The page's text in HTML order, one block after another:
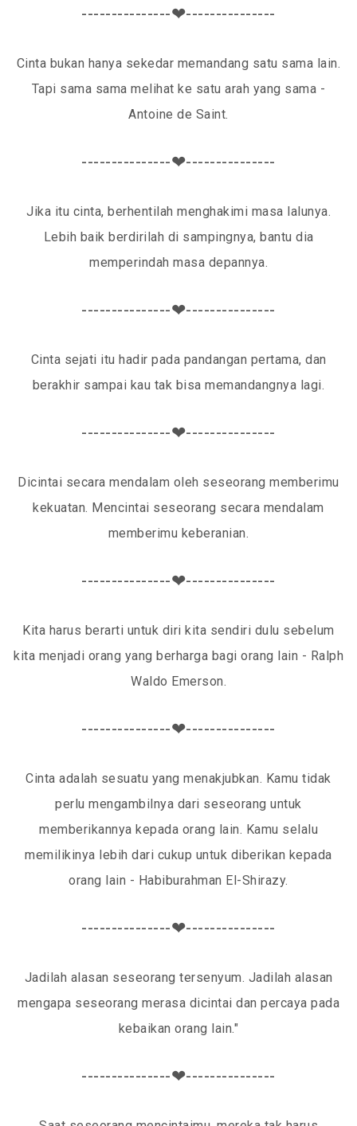
---------------❤---------------
Cinta bukan hanya sekedar memandang satu sama lain.
Tapi sama sama melihat ke satu arah yang sama -
Antoine de Saint.
---------------❤---------------
Jika itu cinta, berhentilah menghakimi masa lalunya.
Lebih baik berdirilah di sampingnya, bantu dia
memperindah masa depannya.
---------------❤---------------
Cinta sejati itu hadir pada pandangan pertama, dan
berakhir sampai kau tak bisa memandangnya lagi.
---------------❤---------------
Dicintai secara mendalam oleh seseorang memberimu
kekuatan. Mencintai seseorang secara mendalam
memberimu keberanian.
---------------❤---------------
Kita harus berarti untuk diri kita sendiri dulu sebelum
kita menjadi orang yang berharga bagi orang lain - Ralph
Waldo Emerson.
---------------❤---------------
Cinta adalah sesuatu yang menakjubkan. Kamu tidak
perlu mengambilnya dari seseorang untuk
memberikannya kepada orang lain. Kamu selalu
memilikinya lebih dari cukup untuk diberikan kepada
orang lain - Habiburahman El-Shirazy.
---------------❤---------------
Jadilah alasan seseorang tersenyum. Jadilah alasan
mengapa seseorang merasa dicintai dan percaya pada
kebaikan orang lain."
---------------❤---------------